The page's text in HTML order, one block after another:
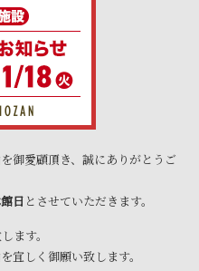
御愛顧頂き、誠にありがとうご
日 とさせていただきます。
ます。
宜しく御願い致します。